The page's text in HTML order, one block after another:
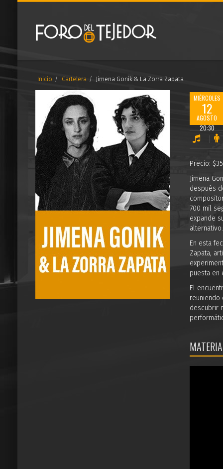
Inicio Cartelera Jimena Gonik & La Zorra Zapata
MIÉRCOLES
12
AGOSTO
20:30
Precio:
Jimena
después
700 mil
expande
alternativo.
En esta
Zapata,
puesta en
El
reuniendo
descubrir